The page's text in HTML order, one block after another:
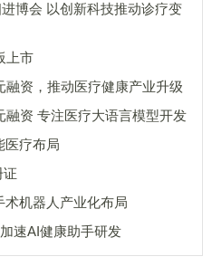
博会 以创新科技推动诊疗变
上市
资，推动医疗健康产业升级
融资 专注医疗大语言模型开发
医疗布局
证
机器人产业化布局
速AI健康助手研发